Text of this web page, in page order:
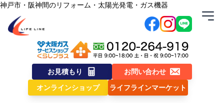
内容をスキップ
神戸市・阪神間のリフォーム・太陽光発電・ガス機器
株式会社ライフライン
お見積もり
お問い合わせ
オンラインショップ
ライフラインマーケット